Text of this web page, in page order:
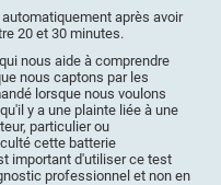
après avoir
20 et 30 minutes.
nous aide à comprendre
nous captons par les
lorsque nous voulons
y a une plainte liée à une
particulier ou
cette batterie
important d'utiliser ce test
professionnel et non en